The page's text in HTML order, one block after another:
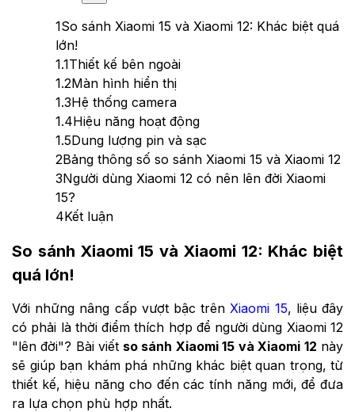
1So sánh Xiaomi 15 và Xiaomi 12: Khác biệt quá
lớn!
1.1Thiết kế bên ngoài
1.2Màn hình hiển thị
1.3Hệ thống camera
1.4Hiệu năng hoạt động
1.5Dung lượng pin và sạc
2Bảng thông số so sánh Xiaomi 15 và Xiaomi 12
3Người dùng Xiaomi 12 có nên lên đời Xiaomi
15?
4Kết luận
So sánh Xiaomi 15 và Xiaomi 12: Khác biệt
quá lớn!
Với những nâng cấp vượt bậc trên Xiaomi 15, liệu đây
có phải là thời điểm thích hợp để người dùng Xiaomi 12
"lên đời"? Bài viết so sánh Xiaomi 15 và Xiaomi 12 này
sẽ giúp bạn khám phá những khác biệt quan trọng, từ
thiết kế, hiệu năng cho đến các tính năng mới, để đưa
ra lựa chọn phù hợp nhất.